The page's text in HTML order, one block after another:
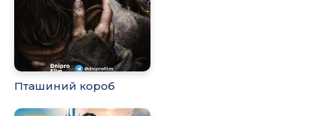
Пташиний короб